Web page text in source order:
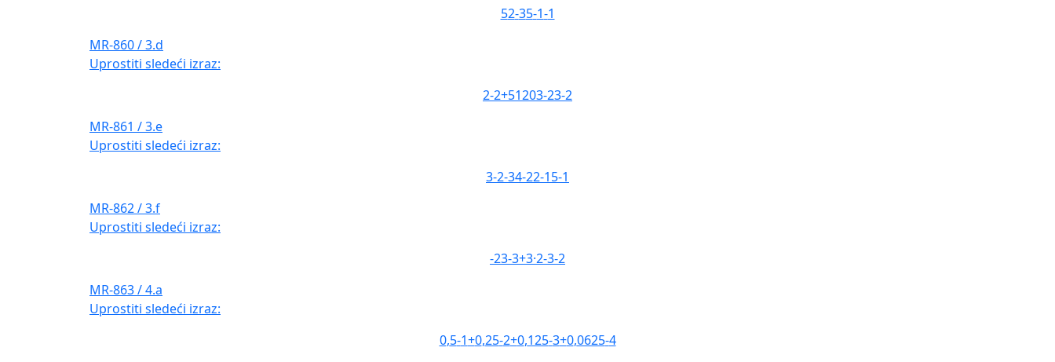
52-35-1-1
MR-860 / 3.d
Uprostiti sledeći izraz:
2-2+51203-23-2
MR-861 / 3.e
Uprostiti sledeći izraz:
3-2-34-22-15-1
MR-862 / 3.f
Uprostiti sledeći izraz:
-23-3+3·2-3-2
MR-863 / 4.a
Uprostiti sledeći izraz:
0,5-1+0,25-2+0,125-3+0,0625-4